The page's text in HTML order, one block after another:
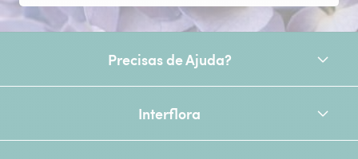
Precisas de Ajuda?
Interflora